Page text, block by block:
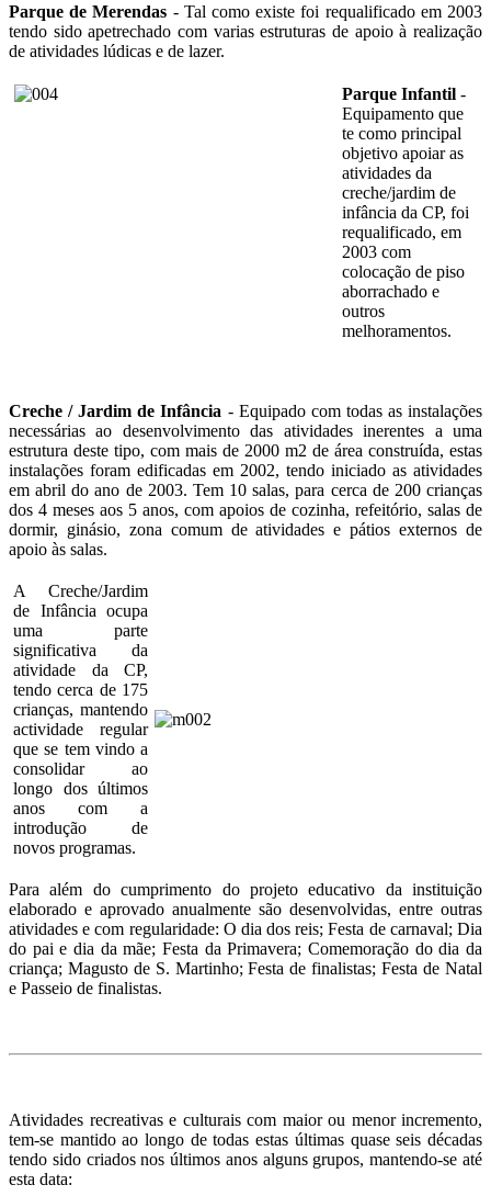
Parque de Merendas - Tal como existe foi requalificado em 2003
tendo sido apetrechado com varias estruturas de apoio à realização
de atividades lúdicas e de lazer.
Parque Infantil -
Equipamento que
te como principal
objetivo apoiar as
atividades da
creche/jardim de
infância da CP, foi
requalificado, em
2003 com
colocação de piso
aborrachado e
outros
melhoramentos.
Creche / Jardim de Infância - Equipado com todas as instalações
necessárias ao desenvolvimento das atividades inerentes a uma
estrutura deste tipo, com mais de 2000 m2 de área construída, estas
instalações foram edificadas em 2002, tendo iniciado as atividades
em abril do ano de 2003. Tem 10 salas, para cerca de 200 crianças
dos 4 meses aos 5 anos, com apoios de cozinha, refeitório, salas de
dormir, ginásio, zona comum de atividades e pátios externos de
apoio às salas.
A Creche/Jardim
de Infância ocupa
uma parte
significativa da
atividade da CP,
tendo cerca de 175
crianças, mantendo
actividade regular
que se tem vindo a
consolidar ao
longo dos últimos
anos com a
introdução de
novos programas.
Para além do cumprimento do projeto educativo da instituição
elaborado e aprovado anualmente são desenvolvidas, entre outras
atividades e com regularidade: O dia dos reis; Festa de carnaval; Dia
do pai e dia da mãe; Festa da Primavera; Comemoração do dia da
criança; Magusto de S. Martinho; Festa de finalistas; Festa de Natal
e Passeio de finalistas.
Atividades recreativas e culturais com maior ou menor incremento,
tem-se mantido ao longo de todas estas últimas quase seis décadas
tendo sido criados nos últimos anos alguns grupos, mantendo-se até
esta data: